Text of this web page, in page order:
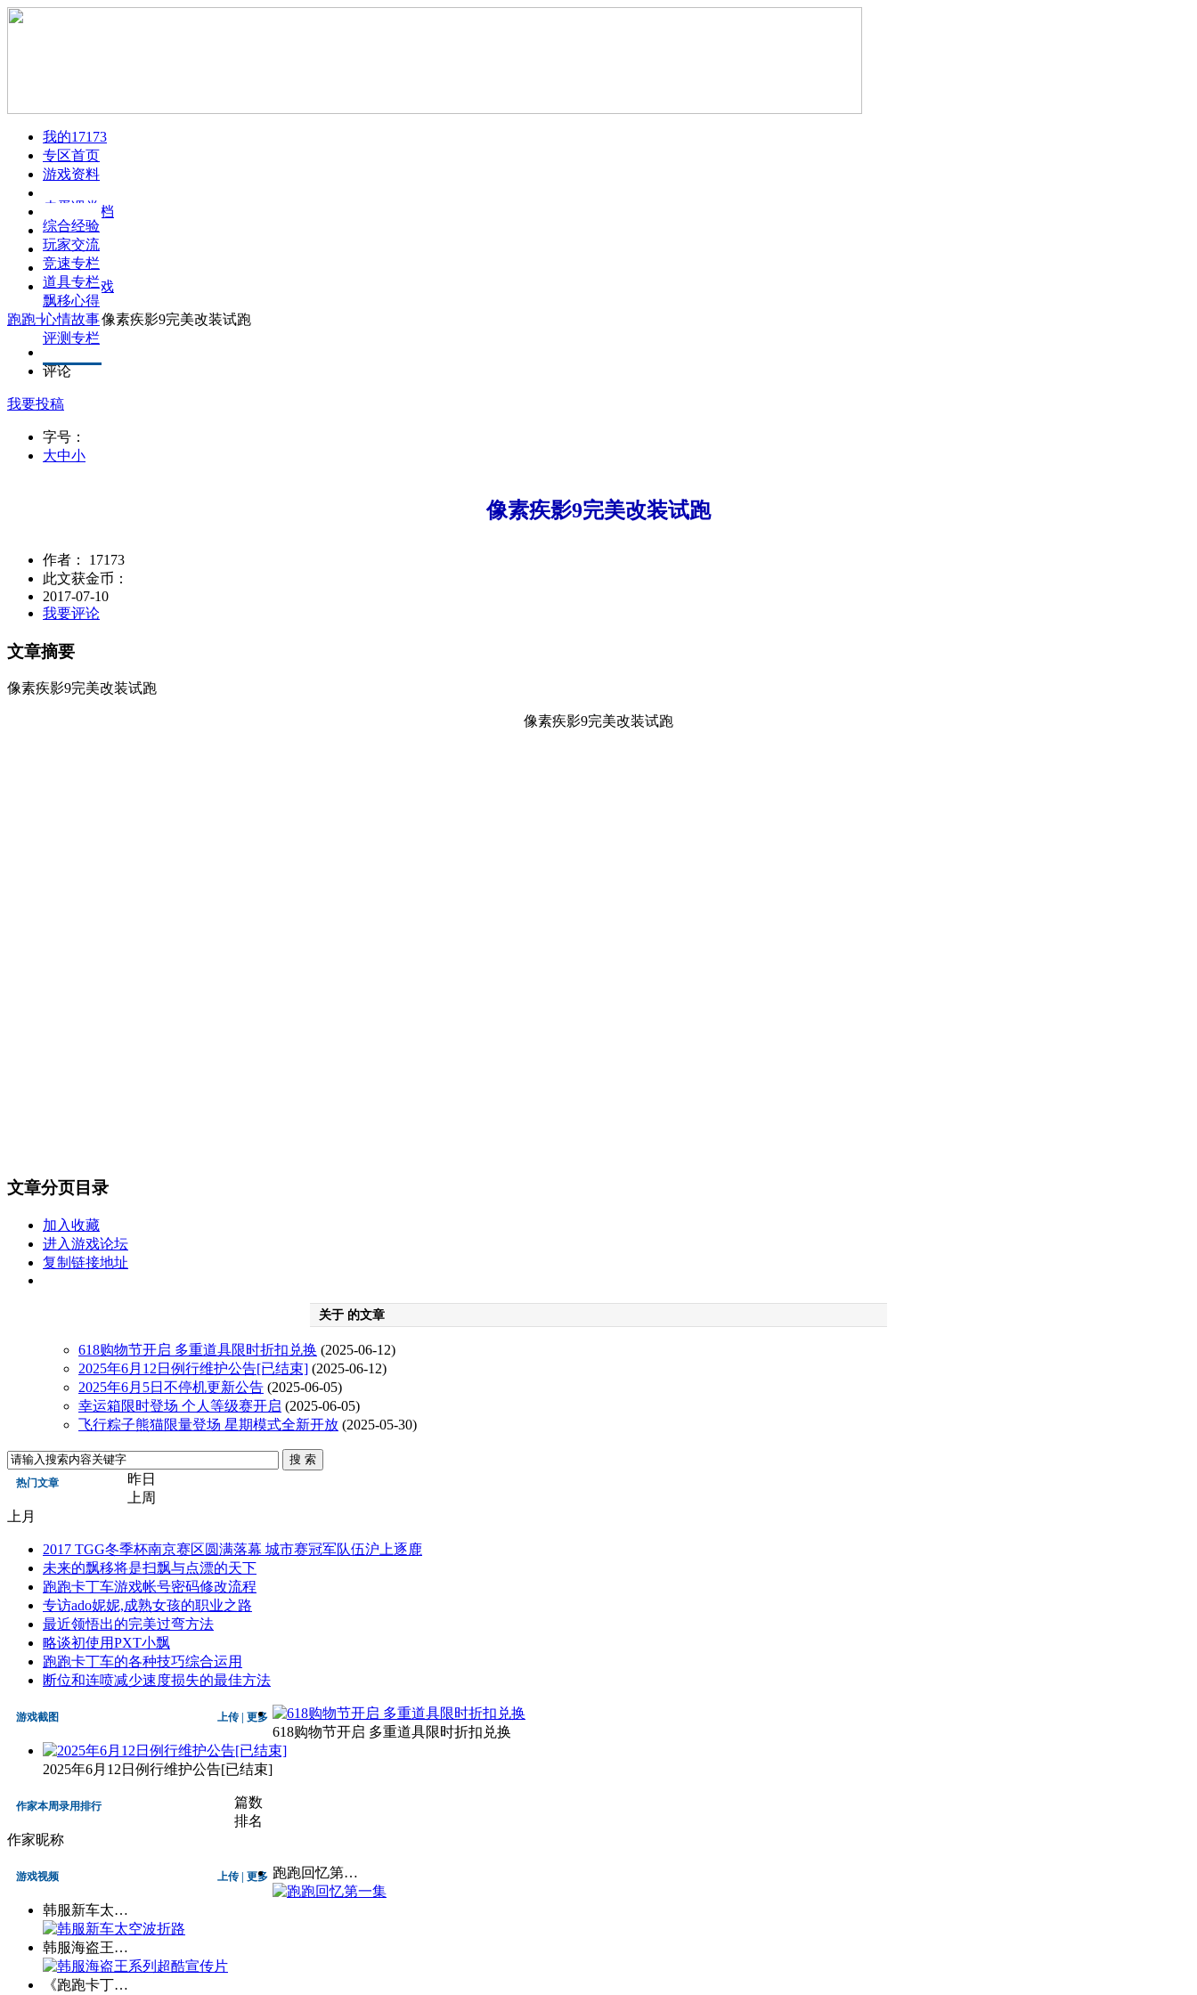
我的17173
专区首页
游戏资料
皮蛋课堂
游戏配置
新手上路
赛道攻略
角色人物
新手
FAQ
综合经验
玩家交流
竞速专栏
道具专栏
飘移心得
心情故事
评测专栏
动态签名档
游戏视频
游戏截图
火爆论坛
下载此游戏
跑跑卡丁车> >像素疾影9完美改装试跑
评论
我要投稿
字号：
大中小
像素疾影9完美改装试跑
作者： 17173
此文获金币：
2017-07-10
我要评论
文章摘要
像素疾影9完美改装试跑
像素疾影9完美改装试跑
文章分页目录
加入收藏
进入游戏论坛
复制链接地址
关于 的文章
618购物节开启 多重道具限时折扣兑换 (2025-06-12)
2025年6月12日例行维护公告[已结束] (2025-06-12)
2025年6月5日不停机更新公告 (2025-06-05)
幸运箱限时登场 个人等级赛开启 (2025-06-05)
飞行粽子熊猫限量登场 星期模式全新开放 (2025-05-30)
热门文章
昨日
上周
上月
2017 TGG冬季杯南京赛区圆满落幕 城市赛冠军队伍沪上逐鹿
未来的飘移将是扫飘与点漂的天下
跑跑卡丁车游戏帐号密码修改流程
专访ado妮妮,成熟女孩的职业之路
最近领悟出的完美过弯方法
略谈初使用PXT小飘
跑跑卡丁车的各种技巧综合运用
断位和连喷减少速度损失的最佳方法
上传 更多
游戏截图
618购物节开启 多重道具限时折扣兑换
2025年6月12日例行维护公告[已结束]
作家本周录用排行
篇数
排名
作家昵称
上传 更多
游戏视频 跑跑回忆第…
韩服新车太…
韩服海盗王…
《跑跑卡丁…